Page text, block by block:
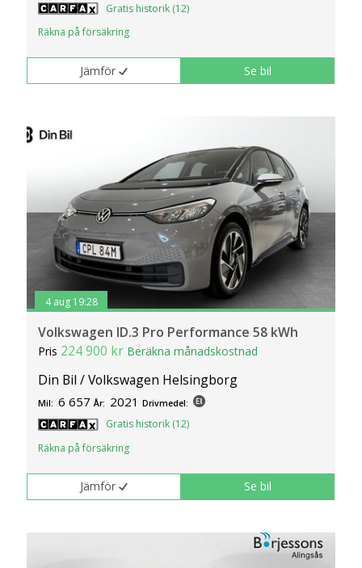
Gratis historik (12)
Räkna på försäkring
Jämför Se bil
4 aug 19:28
Volkswagen ID.3 Pro Performance 58 kWh
Pris 224 900 kr Beräkna månadskostnad
Din Bil / Volkswagen Helsingborg
Mil: 6 657 År: 2021 Drivmedel:
Gratis historik (12)
Räkna på försäkring
Jämför Se bil